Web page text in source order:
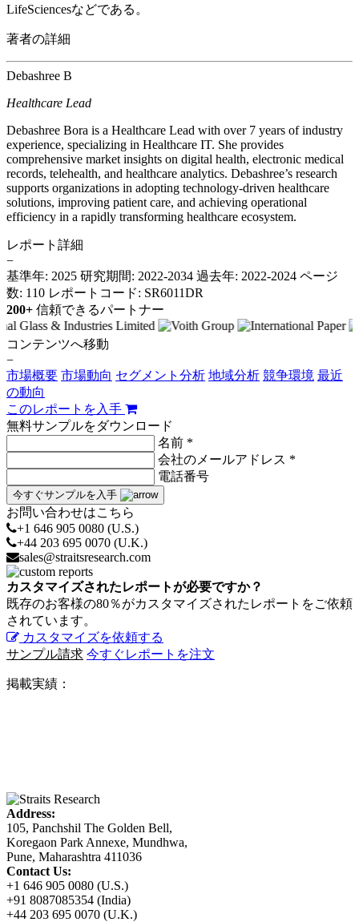
LifeSciencesなどである。
著者の詳細
Debashree B
Healthcare Lead
Debashree Bora is a Healthcare Lead with over 7 years of industry
experience, specializing in Healthcare IT. She provides
comprehensive market insights on digital health, electronic medical
records, telehealth, and healthcare analytics. Debashree’s research
supports organizations in adopting technology-driven healthcare
solutions, improving patient care, and achieving operational
efficiency in a rapidly transforming healthcare ecosystem.
レポート詳細
−
基準年: 2025 研究期間: 2022-2034 過去年: 2022-2024 ページ
数: 110 レポートコード: SR6011DR
200+ 信頼できるパートナー
コンテンツへ移動
−
市場概要 市場動向 セグメント分析 地域分析 競争環境 最近
の動向
このレポートを入手
無料サンプルをダウンロード
名前 *
会社のメールアドレス *
電話番号
今すぐサンプルを入手
お問い合わせはこちら
+1 646 905 0080 (U.S.)
+44 203 695 0070 (U.K.)
sales@straitsresearch.com
カスタマイズされたレポートが必要ですか？
既存のお客様の80％がカスタマイズされたレポートをご依頼
されています。
カスタマイズを依頼する
サンプル請求 今すぐレポートを注文
掲載実績：
Address:
105, Panchshil The Golden Bell,
Koregaon Park Annexe, Mundhwa,
Pune, Maharashtra 411036
Contact Us:
+1 646 905 0080 (U.S.)
+91 8087085354 (India)
+44 203 695 0070 (U.K.)